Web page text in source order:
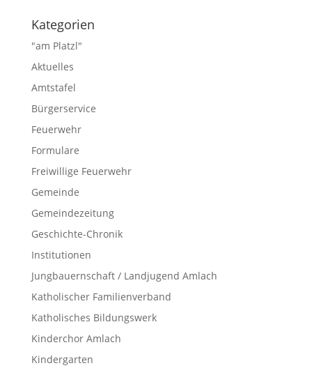
Kategorien
"am Platzl"
Aktuelles
Amtstafel
Bürgerservice
Feuerwehr
Formulare
Freiwillige Feuerwehr
Gemeinde
Gemeindezeitung
Geschichte-Chronik
Institutionen
Jungbauernschaft / Landjugend Amlach
Katholischer Familienverband
Katholisches Bildungswerk
Kinderchor Amlach
Kindergarten